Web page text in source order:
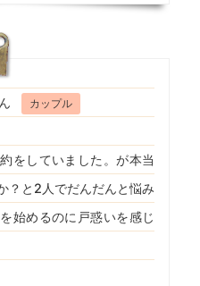
カップル
をしていました。が本当
？と2人でだんだんと悩み
始めるのに戸惑いを感じ